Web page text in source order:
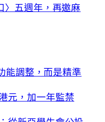
〉五週年，再邀麻
能調整，而是精準
元，加一年監禁